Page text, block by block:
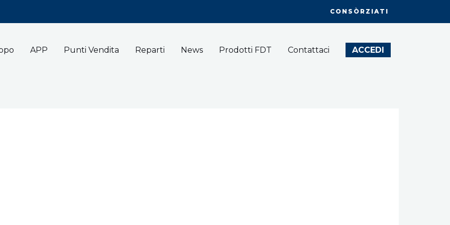
CONSÒRZIATI
APP Punti Vendita Reparti News Prodotti FDT Contattaci ACCEDI